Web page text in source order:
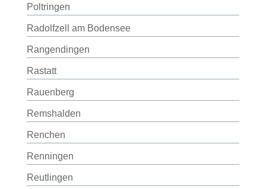
Poltringen
Radolfzell am Bodensee
Rangendingen
Rastatt
Rauenberg
Remshalden
Renchen
Renningen
Reutlingen